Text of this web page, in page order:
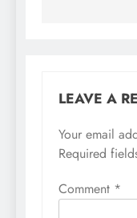
LEAVE A
Your email
Required
Comment *